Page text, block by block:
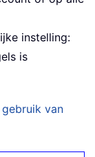
instelling:
is
van